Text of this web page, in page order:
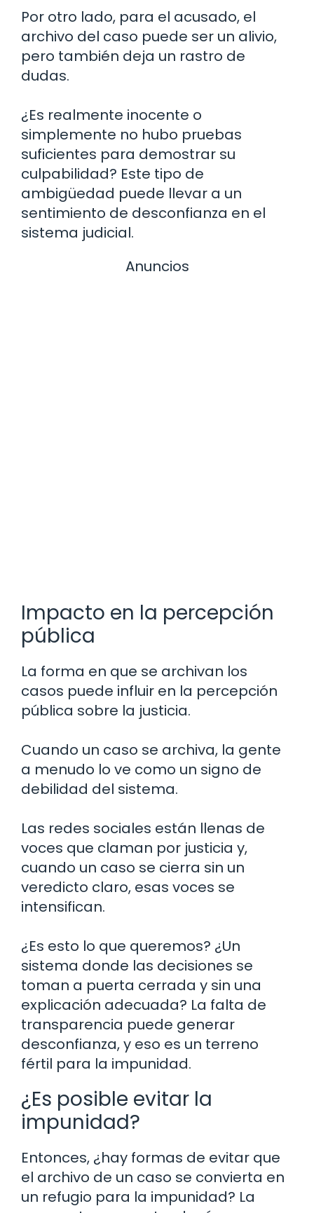
Por otro lado, para el acusado, el
archivo del caso puede ser un alivio,
pero también deja un rastro de
dudas.
¿Es realmente inocente o
simplemente no hubo pruebas
suficientes para demostrar su
culpabilidad? Este tipo de
ambigüedad puede llevar a un
sentimiento de desconfianza en el
sistema judicial.
Anuncios
Impacto en la percepción
pública
La forma en que se archivan los
casos puede influir en la percepción
pública sobre la justicia.
Cuando un caso se archiva, la gente
a menudo lo ve como un signo de
debilidad del sistema.
Las redes sociales están llenas de
voces que claman por justicia y,
cuando un caso se cierra sin un
veredicto claro, esas voces se
intensifican.
¿Es esto lo que queremos? ¿Un
sistema donde las decisiones se
toman a puerta cerrada y sin una
explicación adecuada? La falta de
transparencia puede generar
desconfianza, y eso es un terreno
fértil para la impunidad.
¿Es posible evitar la
impunidad?
Entonces, ¿hay formas de evitar que
el archivo de un caso se convierta en
un refugio para la impunidad? La